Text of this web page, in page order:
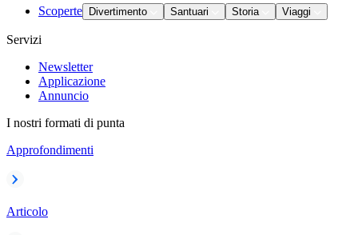
Scoperte Divertimento Santuari Storia Viaggi
Servizi
Newsletter
Applicazione
Annuncio
I nostri formati di punta
Approfondimenti
Articolo